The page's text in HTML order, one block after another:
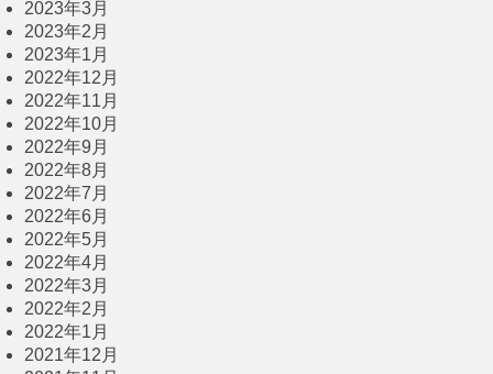
2023年3月
2023年2月
2023年1月
2022年12月
2022年11月
2022年10月
2022年9月
2022年8月
2022年7月
2022年6月
2022年5月
2022年4月
2022年3月
2022年2月
2022年1月
2021年12月